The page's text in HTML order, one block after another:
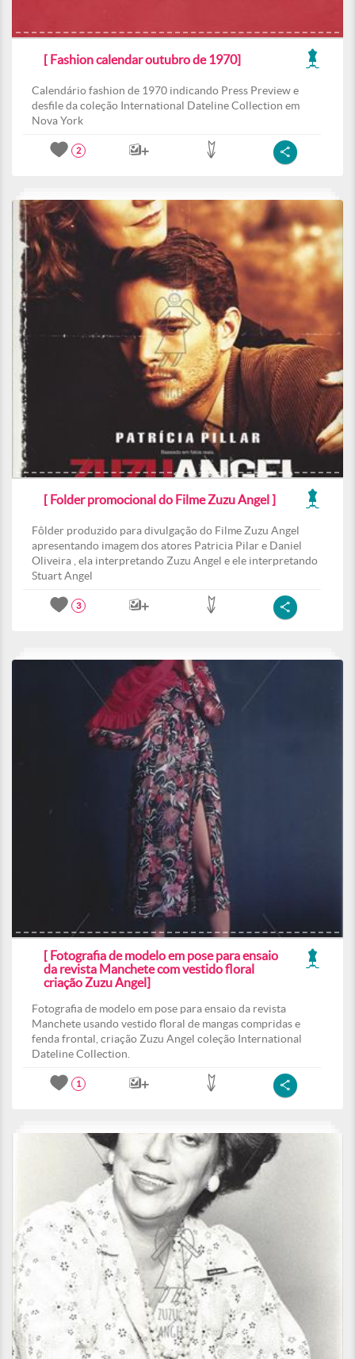
[ Fashion calendar outubro de 1970]
Calendário fashion de 1970 indicando Press Preview e
desfile da coleção International Dateline Collection em
Nova York
2
[ Folder promocional do Filme Zuzu Angel ]
Fôlder produzido para divulgação do Filme Zuzu Angel
apresentando imagem dos atores Patricia Pilar e Daniel
Oliveira , ela interpretando Zuzu Angel e ele interpretando
Stuart Angel
3
[ Fotografia de modelo em pose para ensaio
da revista Manchete com vestido floral
criação Zuzu Angel]
Fotografia de modelo em pose para ensaio da revista
Manchete usando vestido floral de mangas compridas e
fenda frontal, criação Zuzu Angel coleção International
Dateline Collection.
1